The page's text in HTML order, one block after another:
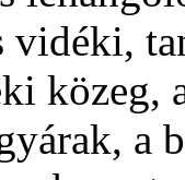
közeg,
a